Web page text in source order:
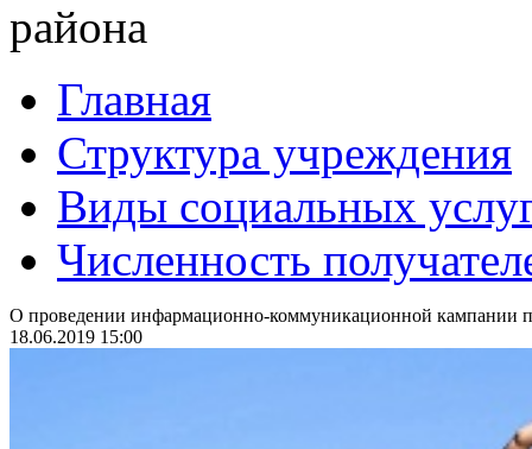
района
Главная
Структура учреждения
Виды социальных
Численность
О проведении инфармационно-коммуникационной кампании
18.06.2019 15:00